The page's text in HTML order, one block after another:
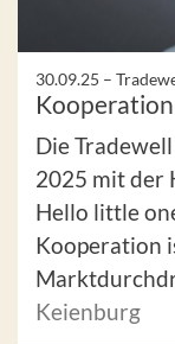
30.09.25 –
Die
2025 mit der
Hello little
Kooperation
Keienburg